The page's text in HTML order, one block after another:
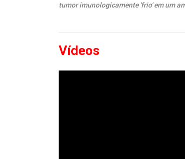
tumor imunologicamente 'frio' em um
Vídeos